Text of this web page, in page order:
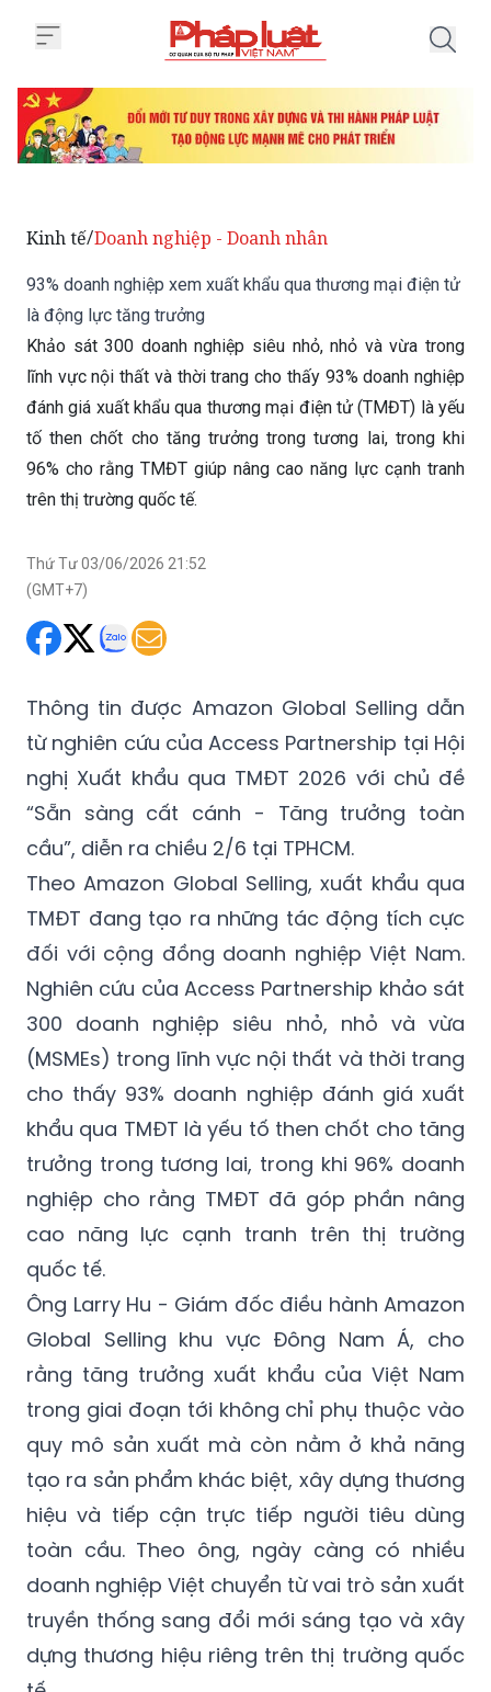
Kinh tế/Doanh nghiệp - Doanh nhân
93% doanh nghiệp xem xuất khẩu qua thương mại điện tử
là động lực tăng trưởng
Khảo sát 300 doanh nghiệp siêu nhỏ, nhỏ và vừa trong
lĩnh vực nội thất và thời trang cho thấy 93% doanh nghiệp
đánh giá xuất khẩu qua thương mại điện tử (TMĐT) là yếu
tố then chốt cho tăng trưởng trong tương lai, trong khi
96% cho rằng TMĐT giúp nâng cao năng lực cạnh tranh
trên thị trường quốc tế.
Thứ Tư 03/06/2026 21:52
(GMT+7)
Thông tin được Amazon Global Selling dẫn
từ nghiên cứu của Access Partnership tại Hội
nghị Xuất khẩu qua TMĐT 2026 với chủ đề
“Sẵn sàng cất cánh - Tăng trưởng toàn
cầu”, diễn ra chiều 2/6 tại TPHCM.
Theo Amazon Global Selling, xuất khẩu qua
TMĐT đang tạo ra những tác động tích cực
đối với cộng đồng doanh nghiệp Việt Nam.
Nghiên cứu của Access Partnership khảo sát
300 doanh nghiệp siêu nhỏ, nhỏ và vừa
(MSMEs) trong lĩnh vực nội thất và thời trang
cho thấy 93% doanh nghiệp đánh giá xuất
khẩu qua TMĐT là yếu tố then chốt cho tăng
trưởng trong tương lai, trong khi 96% doanh
nghiệp cho rằng TMĐT đã góp phần nâng
cao năng lực cạnh tranh trên thị trường
quốc tế.
Ông Larry Hu - Giám đốc điều hành Amazon
Global Selling khu vực Đông Nam Á, cho
rằng tăng trưởng xuất khẩu của Việt Nam
trong giai đoạn tới không chỉ phụ thuộc vào
quy mô sản xuất mà còn nằm ở khả năng
tạo ra sản phẩm khác biệt, xây dựng thương
hiệu và tiếp cận trực tiếp người tiêu dùng
toàn cầu. Theo ông, ngày càng có nhiều
doanh nghiệp Việt chuyển từ vai trò sản xuất
truyền thống sang đổi mới sáng tạo và xây
dựng thương hiệu riêng trên thị trường quốc